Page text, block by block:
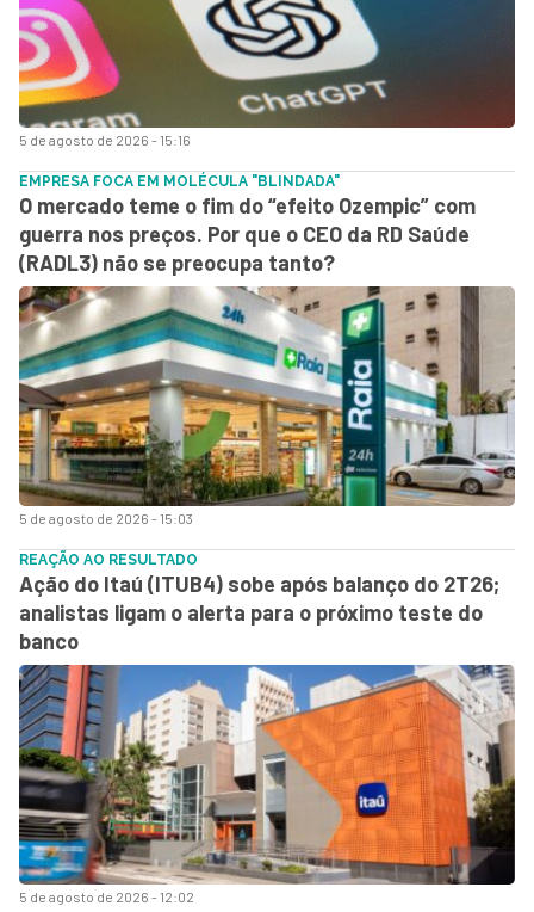
5 de agosto de 2026 - 15:16
5 de agosto de 2026 - 15:03
EMPRESA FOCA EM MOLÉCULA "BLINDADA"
O mercado teme o fim do “efeito Ozempic” com
guerra nos preços. Por que o CEO da RD Saúde
(RADL3) não se preocupa tanto?
5 de agosto de 2026 - 12:02
REAÇÃO AO RESULTADO
Ação do Itaú (ITUB4) sobe após balanço do 2T26;
analistas ligam o alerta para o próximo teste do
banco